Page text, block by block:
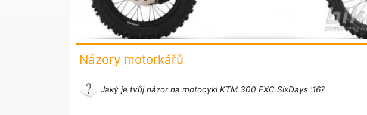
Názory motorkářů
Jaký je tvůj názor na motocykl KTM 300 EXC SixDays '16?